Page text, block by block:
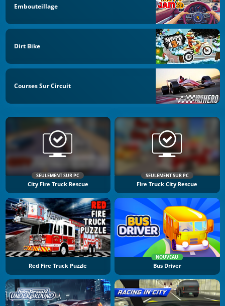
Embouteillage
Dirt Bike
Courses Sur Circuit
SEULEMENT SUR PC
City Fire Truck Rescue
SEULEMENT SUR PC
Fire Truck City Rescue
Red Fire Truck Puzzle
NOUVEAU
Bus Driver